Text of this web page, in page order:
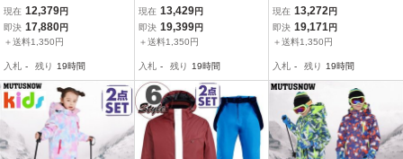
スノーボードウェア スキ
ーウェア スノボ 上下セッ
ト ジャケット パンツ 大
現在 12,379円
即決 17,880円
＋送料1,350円
入札 - 残り 19時間
ズ レディース スキーウェ
ア ジャケット 防寒 アウ
トドア防水 スノボウェア
ボ
現在 13,429円
即決 19,399円
＋送料1,350円
入札 - 残り 19時間
ズ スノーウェア スキーウ
ェア スノボ 上下セット 2
点セット ジャケット パン
現在 13,272円
即決 19,171円
＋送料1,350円
入札 - 残り 19時間